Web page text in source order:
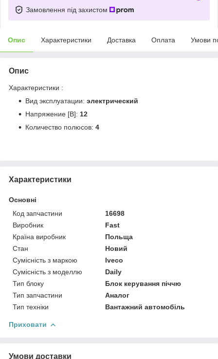
Замовлення під захистом
Опис Характеристики Доставка Оплата Умови
Опис
Характеристики :
Вид эксплуатации: электрический
Напряжение [В]: 12
Количество полюсов: 4
Характеристики
Основні
Код запчастини
16698
Виробник
Fast
Країна виробник
Польща
Стан
Новий
Сумісність з маркою
Iveco
Сумісність з моделлю
Daily
Тип блоку
Блок керування піччю
Тип запчастини
Аналог
Тип техніки
Вантажний автомобіль
Приховати
Умови доставки